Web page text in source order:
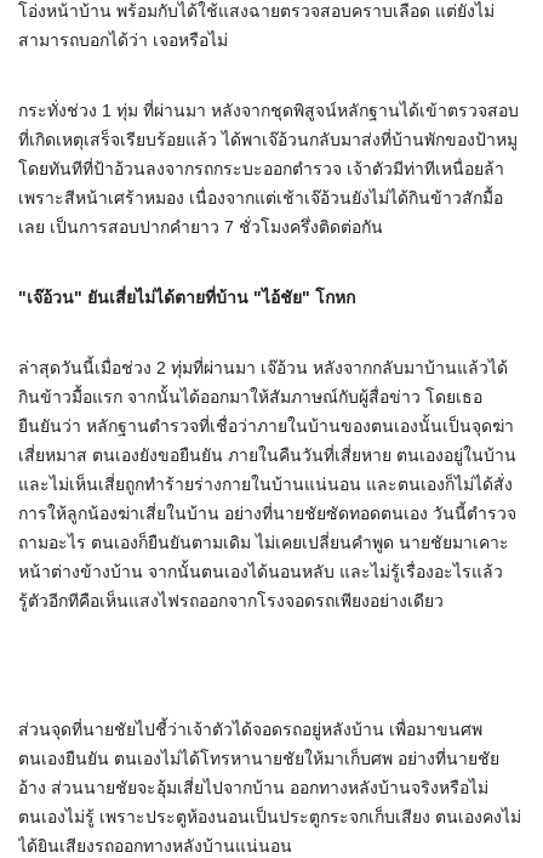
โอ่งหน้าบ้าน พร้อมกับได้ใช้แสงฉายตรวจสอบคราบเลือด แต่ยังไม่
สามารถบอกได้ว่า เจอหรือไม่
กระทั่งช่วง 1 ทุ่ม ที่ผ่านมา หลังจากชุดพิสูจน์หลักฐานได้เข้าตรวจสอบ
ที่เกิดเหตุเสร็จเรียบร้อยแล้ว ได้พาเจ๊อ้วนกลับมาส่งที่บ้านพักของป้าหมู
โดยทันทีที่ป้าอ้วนลงจากรถกระบะออกตำรวจ เจ้าตัวมีท่าทีเหนื่อยล้า
เพราะสีหน้าเศร้าหมอง เนื่องจากแต่เช้าเจ๊อ้วนยังไม่ได้กินข้าวสักมื้อ
เลย เป็นการสอบปากคำยาว 7 ชั่วโมงครึ่งติดต่อกัน
"เจ๊อ้วน" ยันเสี่ยไม่ได้ตายที่บ้าน "ไอ้ชัย" โกหก
ล่าสุดวันนี้เมื่อช่วง 2 ทุ่มที่ผ่านมา เจ๊อ้วน หลังจากกลับมาบ้านแล้วได้
กินข้าวมื้อแรก จากนั้นได้ออกมาให้สัมภาษณ์กับผู้สื่อข่าว โดยเธอ
ยืนยันว่า หลักฐานตำรวจที่เชื่อว่าภายในบ้านของตนเองนั้นเป็นจุดฆ่า
เสี่ยหมาส ตนเองยังขอยืนยัน ภายในคืนวันที่เสี่ยหาย ตนเองอยู่ในบ้าน
และไม่เห็นเสี่ยถูกทำร้ายร่างกายในบ้านแน่นอน และตนเองก็ไม่ได้สั่ง
การให้ลูกน้องฆ่าเสี่ยในบ้าน อย่างที่นายชัยซัดทอดตนเอง วันนี้ตำรวจ
ถามอะไร ตนเองก็ยืนยันตามเดิม ไม่เคยเปลี่ยนคำพูด นายชัยมาเคาะ
หน้าต่างข้างบ้าน จากนั้นตนเองได้นอนหลับ และไม่รู้เรื่องอะไรแล้ว
รู้ตัวอีกทีคือเห็นแสงไฟรถออกจากโรงจอดรถเพียงอย่างเดียว
ส่วนจุดที่นายชัยไปชี้ว่าเจ้าตัวได้จอดรถอยู่หลังบ้าน เพื่อมาขนศพ
ตนเองยืนยัน ตนเองไม่ได้โทรหานายชัยให้มาเก็บศพ อย่างที่นายชัย
อ้าง ส่วนนายชัยจะอุ้มเสี่ยไปจากบ้าน ออกทางหลังบ้านจริงหรือไม่
ตนเองไม่รู้ เพราะประตูห้องนอนเป็นประตูกระจกเก็บเสียง ตนเองคงไม่
ได้ยินเสียงรถออกทางหลังบ้านแน่นอน